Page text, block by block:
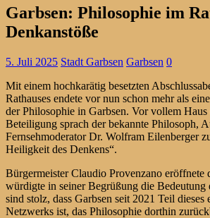
Garbsen: Philosophie im
Denkanstöße
5. Juli 2025 Stadt Garbsen Garbsen 0
Mit einem hochkarätig besetzten
Rathauses endete vor nun schon mehr als
der Philosophie in Garbsen. Vor vollem
Beteiligung sprach der bekannte Philosoph,
Fernsehmoderator Dr. Wolfram Eilenberger
Heiligkeit des Denkens“.
Bürgermeister Claudio Provenzano eröffnete
würdigte in seiner Begrüßung die Bedeutung
sind stolz, dass Garbsen seit 2021 Teil dieses
Netzwerks ist, das Philosophie dorthin